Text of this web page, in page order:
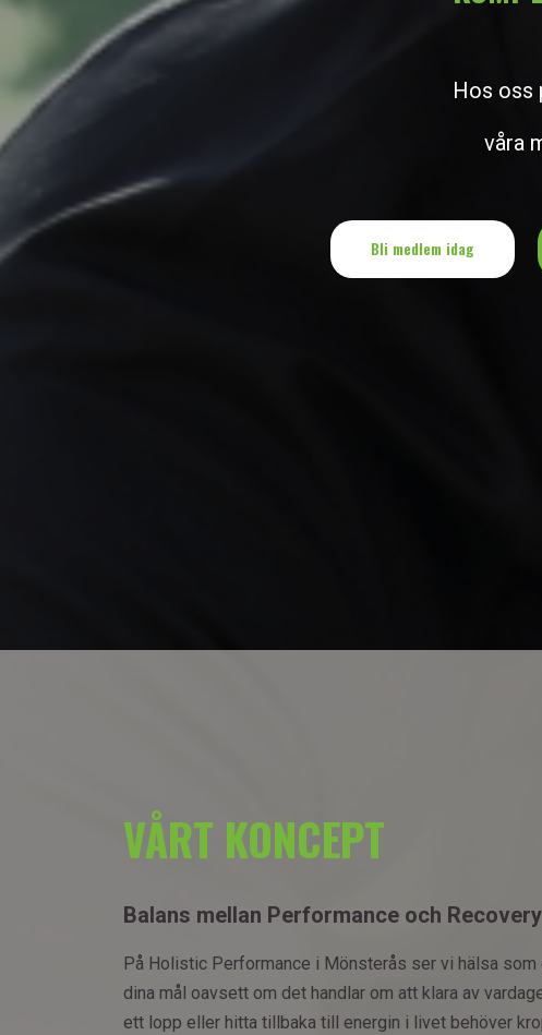
Hos oss
våra
Bli medlem idag
VÅRT KONCEPT
Balans mellan Performance och Recovery
På Holistic Performance i Mönsterås ser vi hälsa som
dina mål oavsett om det handlar om att klara av
ett lopp eller hitta tillbaka till energin i livet behöver